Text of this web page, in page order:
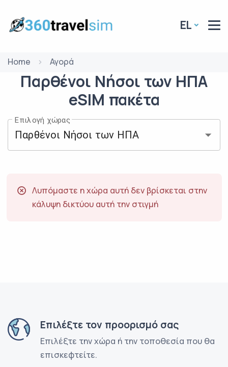
EL
Home Αγορά
Παρθένοι Νήσοι των ΗΠΑ
eSIM πακέτα
Επιλογή χώρας
Λυπόμαστε η χώρα αυτή δεν βρίσκεται στην
κάλυψη δικτύου αυτή την στιγμή
Επιλέξτε τον προορισμό σας
Επιλέξτε την χώρα ή την τοποθεσία που θα
επισκεφτείτε.